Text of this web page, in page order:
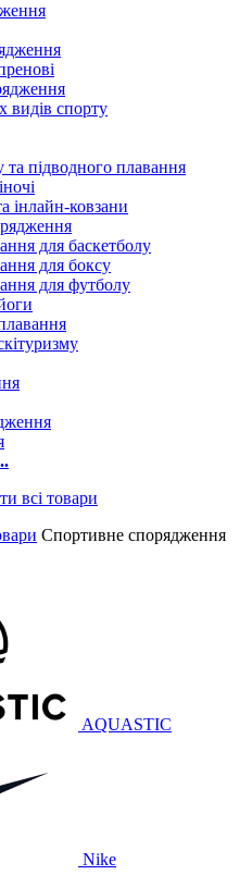
видів спорту
та підводного плавання
інлайн-ковзани
для баскетболу
для боксу
для футболу
Спортивне спорядження
AQUASTIC
Nike